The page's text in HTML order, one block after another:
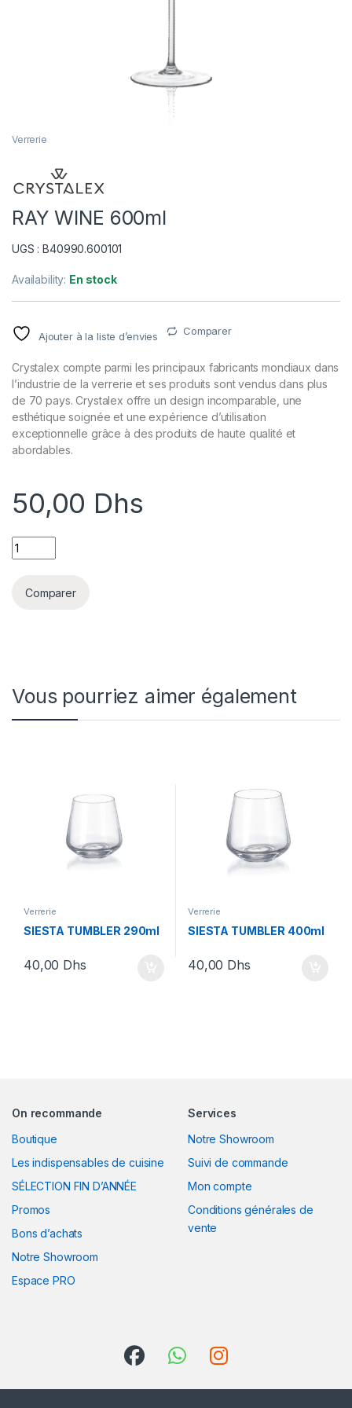
Verrerie
RAY WINE 600ml
UGS : B40990.600101
Availability: En stock
Ajouter à la liste d’envies Comparer
Crystalex compte parmi les principaux fabricants mondiaux dans
l’industrie de la verrerie et ses produits sont vendus dans plus
de 70 pays. Crystalex offre un design incomparable, une
esthétique soignée et une expérience d’utilisation
exceptionnelle grâce à des produits de haute qualité et
abordables.
50,00 Dhs
RAY WINE 600ml quantity
Comparer
Vous pourriez aimer également
Verrerie
SIESTA TUMBLER 290ml
40,00 Dhs
Verrerie
SIESTA TUMBLER 400ml
40,00 Dhs
On recommande
Boutique
Les indispensables de cuisine
SÉLECTION FIN D’ANNÉE
Promos
Bons d’achats
Notre Showroom
Espace PRO
Services
Notre Showroom
Suivi de commande
Mon compte
Conditions générales de
vente